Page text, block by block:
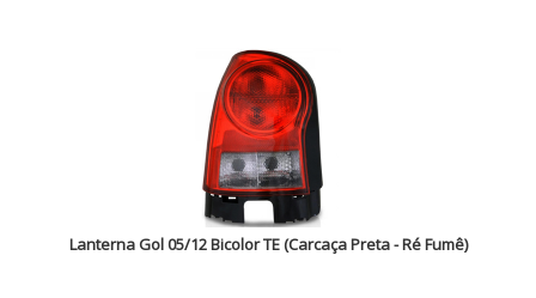
Lanterna Gol 05/12 Bicolor TE (Carcaça Preta - Ré Fumê)